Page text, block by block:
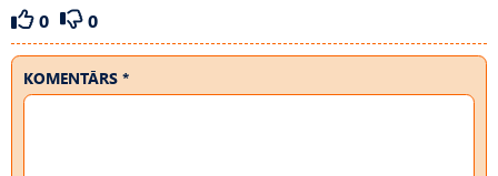
0 0
KOMENTĀRS *